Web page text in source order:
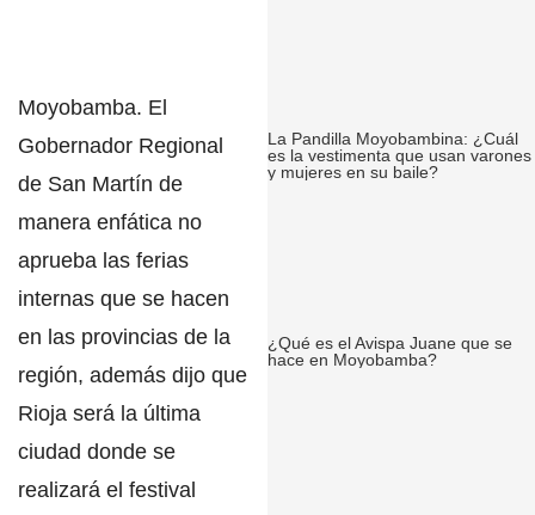
Moyobamba. El
Gobernador Regional
de San Martín de
manera enfática no
aprueba las ferias
internas que se hacen
en las provincias de la
región, además dijo que
Rioja será la última
ciudad donde se
realizará el festival
La Pandilla Moyobambina: ¿Cuál
es la vestimenta que usan varones
y mujeres en su baile?
¿Qué es el Avispa Juane que se
hace en Moyobamba?